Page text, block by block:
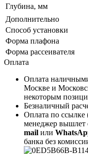
Глубина, мм
Дополнительно
Способ установки
Форма плафона
Форма рассеивателя
Оплата
Оплата
Москве и
некоторым
Безналичный
Оплата по ссылке
менеджер вышлет
mail или
банка без